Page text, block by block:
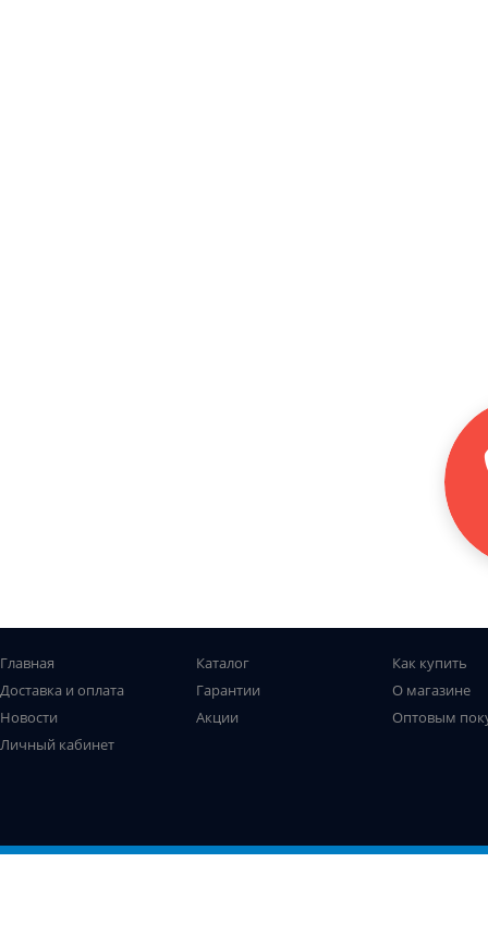
Главная Каталог
Как купить
Доставка и оплата
Гарантии
О магазине
Новости
Акции
Оптовым
Личный кабинет